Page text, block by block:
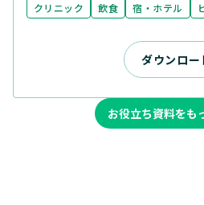
クリニック
飲食 宿・ホテル
ダウンロー
お役立ち資料をも